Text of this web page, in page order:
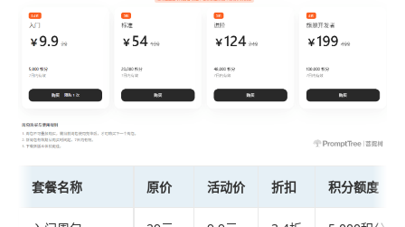
套餐名称 原价 活动价 折扣 积分额度